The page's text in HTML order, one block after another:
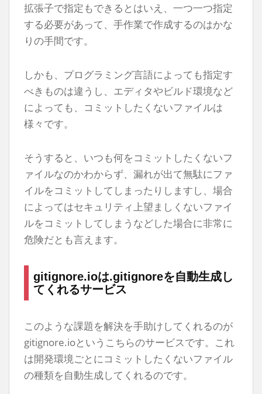
拡張子で指定もできるとはいえ、一つ一つ指定
する必要があって、手作業で作成するのはかな
りの手間です。
しかも、プログラミング言語によっても指定す
べきものは違うし、エディタやビルド環境など
によっても、コミットしたくないファイルは
様々です。
そうすると、いつも何をコミットしたくないフ
ァイルなのかわからず、漏れが出て無駄にファ
イルをコミットしてしまったりしますし、場合
によってはセキュリティ上望ましくないファイ
ルをコミットしてしまうなどした場合に非常に
危険だとも言えます。
gitignore.ioは.gitignoreを自動生成し
てくれるサービス
このような課題を解決を手助けしてくれるのが
gitignore.ioというこちらのサービスです。これ
は開発環境ごとにコミットしたくないファイル
の種類を自動生成してくれるのです。